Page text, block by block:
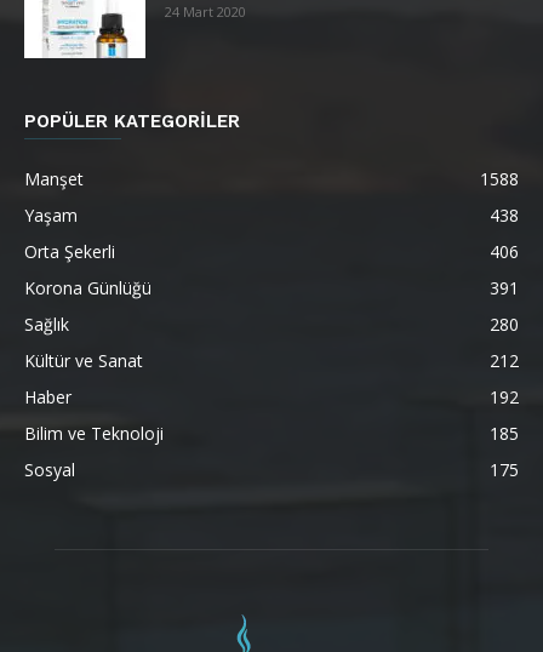
24 Mart 2020
POPÜLER KATEGORİLER
Manşet
1588
Yaşam
438
Orta Şekerli
406
Korona Günlüğü
391
Sağlık
280
Kültür ve Sanat
212
Haber
192
Bilim ve Teknoloji
185
Sosyal
175